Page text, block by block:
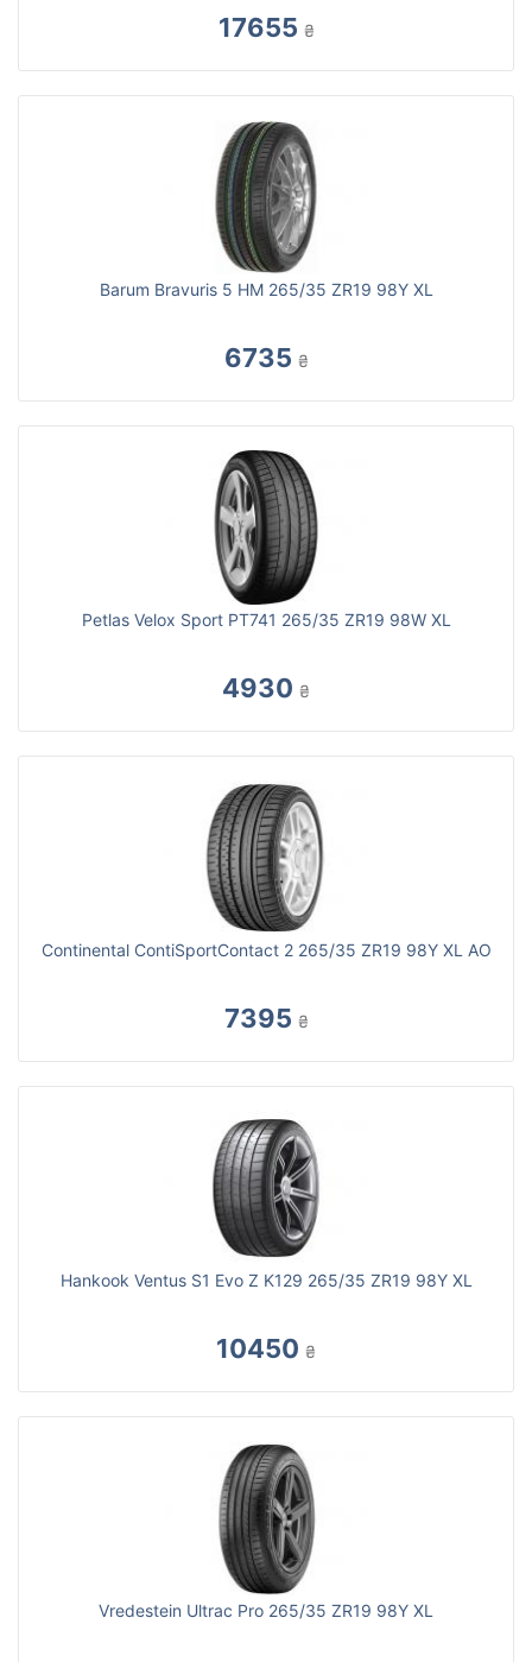
17655 ₴
Barum Bravuris 5 HM 265/35 ZR19 98Y XL
6735 ₴
Petlas Velox Sport PT741 265/35 ZR19 98W XL
4930 ₴
Continental ContiSportContact 2 265/35 ZR19 98Y XL AO
7395 ₴
Hankook Ventus S1 Evo Z K129 265/35 ZR19 98Y XL
10450 ₴
Vredestein Ultrac Pro 265/35 ZR19 98Y XL